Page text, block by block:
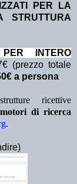
PER LA
STRUTTURA
INTERO
(prezzo totale
a persona
ricettive
motori di ricerca
.